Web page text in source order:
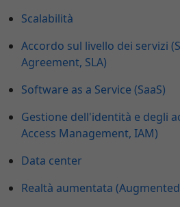
Scalabilità
Accordo sul livello dei servizi
Agreement, SLA)
Software as a Service (SaaS)
Gestione dell'identità e degli
Access Management, IAM)
Data center
Realtà aumentata (Augmented